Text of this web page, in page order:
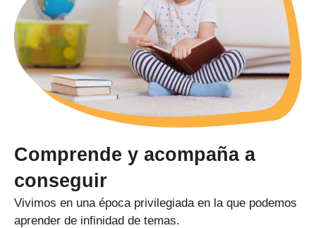
Comprende y acompaña a
conseguir
Vivimos en una época privilegiada en la que podemos
aprender de infinidad de temas.